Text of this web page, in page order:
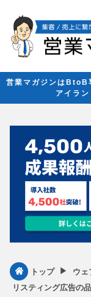
営業マガジンはBtoB
アイラ
トップ ▶︎ ウェ
リスティング広告の